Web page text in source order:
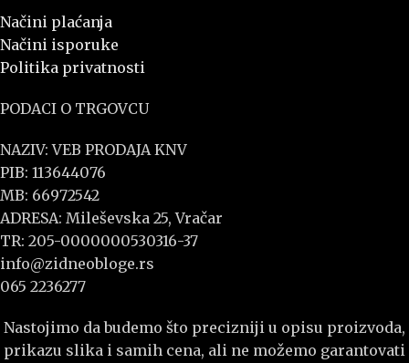
Načini plaćanja
Načini isporuke
Politika privatnosti
PODACI O TRGOVCU
NAZIV: VEB PRODAJA KNV
PIB: 113644076
MB: 66972542
ADRESA: Mileševska 25, Vračar
TR: 205-0000000530316-37
info@zidneobloge.rs
065 2236277
Nastojimo da budemo što precizniji u opisu proizvoda,
prikazu slika i samih cena, ali ne možemo garantovati